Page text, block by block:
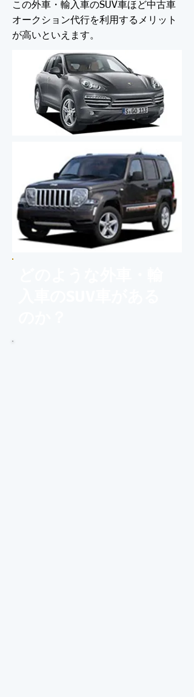
この外車・輸入車のSUV車ほど中古車
オークション代行を利用するメリット
が高いといえます。